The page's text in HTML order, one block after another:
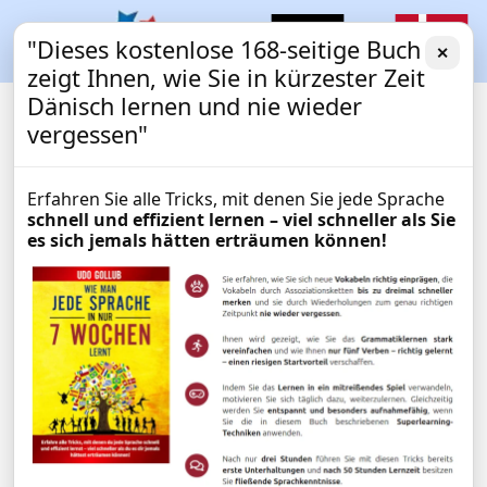
"Dieses kostenlose 168-seitige Buch
zeigt Ihnen, wie Sie in kürzester Zeit
Dänisch lernen und nie wieder
vergessen"
✕
Erfahren Sie alle Tricks, mit denen Sie jede Sprache
schnell und effizient lernen – viel schneller als Sie
es sich jemals hätten erträumen können!